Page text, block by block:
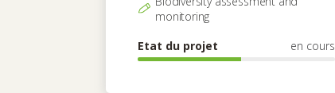
monitoring
Etat du projet
en cours